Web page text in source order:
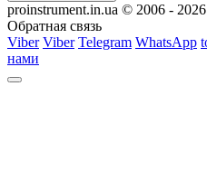
proinstrument.in.ua © 2006 - 2026
Обратная связь
Viber Viber Telegram WhatsApp
нами